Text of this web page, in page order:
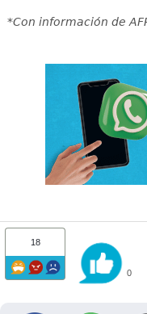
*Con información de
18
0